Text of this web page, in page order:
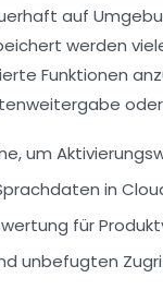
auf
werden
Funktionen
um
in
für
unbefugten